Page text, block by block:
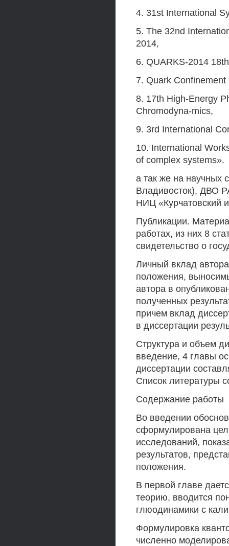
4. 31st International
5. The 32nd
2014,
6. QUARKS-2014
7. Quark
8. 17th High-Energy
Chromodyna-mics,
9. 3rd International
10. International
of complex systems».
а так же на научных
Владивосток), ДВО
НИЦ «Курчатовский
Публикации.
работах, из них 8
свидетельство о
Личный вклад
положения,
автора в
полученных
причем вклад
в диссертации
Структура и объем
введение, 4 главы
диссертации
Список литературы
Содержание работы
Во введении
сформулирована
исследований,
результатов,
положения.
В первой главе
теорию, вводится
глюодинамики с
Формулировка
численно